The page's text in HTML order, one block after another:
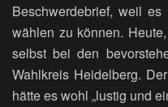
Beschwerdebrief, weil
wählen zu können.
selbst bei den
Wahlkreis Heidelberg.
hätte es wohl „lustig und